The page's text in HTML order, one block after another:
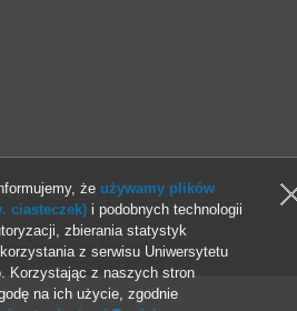
Uniwersytet Gdański
że używamy plików
ciasteczek) i podobnych technologii
zbierania statystyk
korzystania z serwisu Uniwersytetu
Korzystając z naszych stron
na ich użycie, zgodnie